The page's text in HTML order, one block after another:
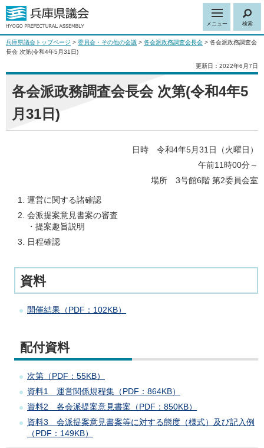
メニュー 検索
兵庫県議会トップページ > 委員会・その他の会議 > 各会派政務調査会長会 > 各会派政務調査会
長会 次第(令和4年5月31日)
更新日：2022年6月7日
各会派政務調査会長会 次第(令和4年5
月31日)
日時 令和4年5月31日（火曜日）
午前11時00分～
場所 3号館6階 第2委員会室
運営に関する諸確認
会派提案意見書案の審査
・提案趣旨説明
日程確認
資料
開催結果（PDF：102KB）
配付資料
次第（PDF：55KB）
資料1 運営関係規程集（PDF：864KB）
資料2 各会派提案意見書案（PDF：850KB）
資料3 会派提案意見書案等に対する態度（様式）及び記入例
（PDF：149KB）